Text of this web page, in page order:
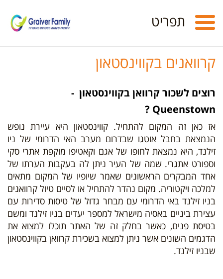
Toggle
navigation
תפריט
קרוואנים בקווינסטאון
רוצים לשכור קרוואן בקווינסטאון -
Queenstown ?
אז כאן זה המקום להתחיל. קווינסטאון היא עיירת נופש
הנמצאת בחבל אוטגו שבדרום מערב האי הדרומי של ניו
זילנד, היא נמצאת לחופו של אגם וקאטיפו מוקפת אתרי סקי
וספורט אתגרי. שמה של העיר ניתן לה בעקבות הערתו של
אחד המבקרים הראשונים שאמר שיופיו של המקום מתאים
למלכה ויקטוריה. מקום נהדר להתחיל או לסיים טיול קרוואנים
בניו זילנד באי הדרומי עם מבחר גדול של טיסות סדירות עם
עצירת ביניים באסיה מישראל למספר יעדים בניו זילנד ומשם
בטיסת פנים, כאשר בחלק זה של האתר תוכלו למצוא את
הדגמים השונים אשר ניתן למצוא בשכירת קרוואן בקווינסטאון
שבניו זילנד.